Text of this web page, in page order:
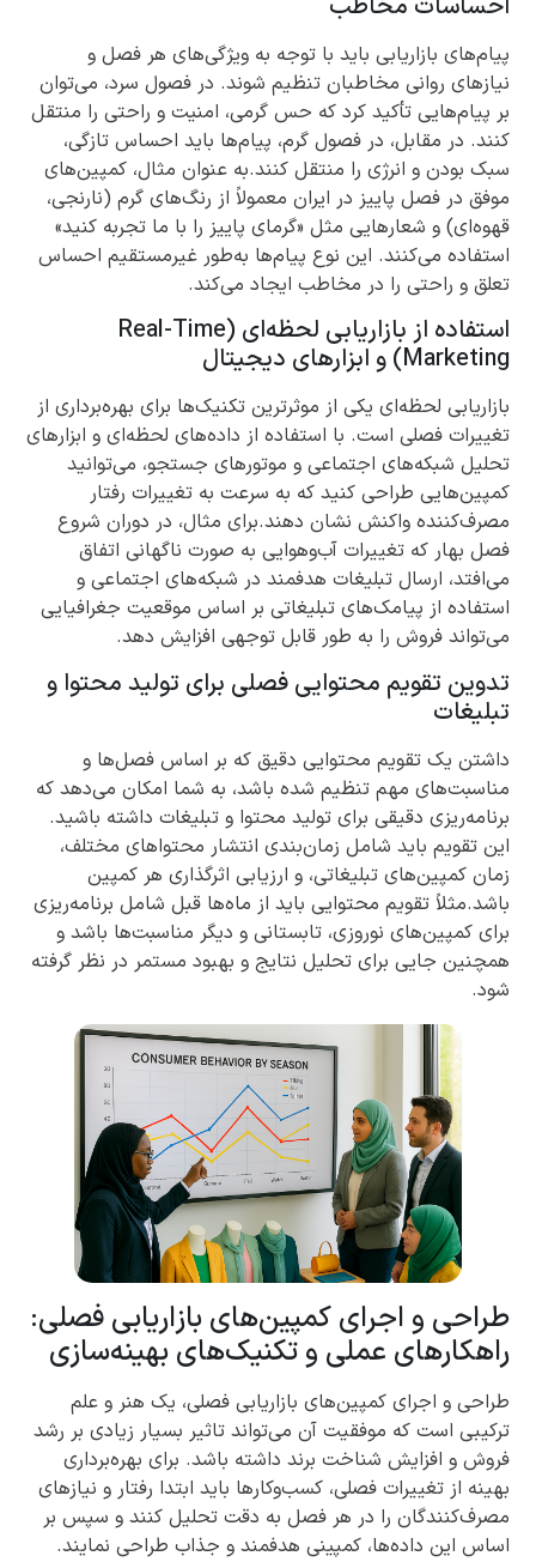
پیام‌های بازاریابی باید با توجه به ویژگی‌های هر فصل و
نیازهای روانی مخاطبان تنظیم شوند. در فصول سرد، می‌توان
بر پیام‌هایی تأکید کرد که حس گرمی، امنیت و راحتی را منتقل
کنند. در مقابل، در فصول گرم، پیام‌ها باید احساس تازگی،
سبک بودن و انرژی را منتقل کنند.به عنوان مثال، کمپین‌های
موفق در فصل پاییز در ایران معمولاً از رنگ‌های گرم (نارنجی،
قهوه‌ای) و شعارهایی مثل «گرمای پاییز را با ما تجربه کنید»
استفاده می‌کنند. این نوع پیام‌ها به‌طور غیرمستقیم احساس
تعلق و راحتی را در مخاطب ایجاد می‌کند.
استفاده از بازاریابی لحظه‌ای (Real-Time
Marketing) و ابزارهای دیجیتال
بازاریابی لحظه‌ای یکی از موثرترین تکنیک‌ها برای بهره‌برداری از
تغییرات فصلی است. با استفاده از داده‌های لحظه‌ای و ابزارهای
تحلیل شبکه‌های اجتماعی و موتورهای جستجو، می‌توانید
کمپین‌هایی طراحی کنید که به سرعت به تغییرات رفتار
مصرف‌کننده واکنش نشان دهند.برای مثال، در دوران شروع
فصل بهار که تغییرات آب‌وهوایی به صورت ناگهانی اتفاق
می‌افتد، ارسال تبلیغات هدفمند در شبکه‌های اجتماعی و
استفاده از پیامک‌های تبلیغاتی بر اساس موقعیت جغرافیایی
می‌تواند فروش را به طور قابل توجهی افزایش دهد.
تدوین تقویم محتوایی فصلی برای تولید محتوا و
تبلیغات
داشتن یک تقویم محتوایی دقیق که بر اساس فصل‌ها و
مناسبت‌های مهم تنظیم شده باشد، به شما امکان می‌دهد که
برنامه‌ریزی دقیقی برای تولید محتوا و تبلیغات داشته باشید.
این تقویم باید شامل زمان‌بندی انتشار محتواهای مختلف،
زمان کمپین‌های تبلیغاتی، و ارزیابی اثرگذاری هر کمپین
باشد.مثلاً تقویم محتوایی باید از ماه‌ها قبل شامل برنامه‌ریزی
برای کمپین‌های نوروزی، تابستانی و دیگر مناسبت‌ها باشد و
همچنین جایی برای تحلیل نتایج و بهبود مستمر در نظر گرفته
شود.
طراحی و اجرای کمپین‌های بازاریابی فصلی:
راهکارهای عملی و تکنیک‌های بهینه‌سازی
طراحی و اجرای کمپین‌های بازاریابی فصلی، یک هنر و علم
ترکیبی است که موفقیت آن می‌تواند تاثیر بسیار زیادی بر رشد
فروش و افزایش شناخت برند داشته باشد. برای بهره‌برداری
بهینه از تغییرات فصلی، کسب‌وکارها باید ابتدا رفتار و نیازهای
مصرف‌کنندگان را در هر فصل به دقت تحلیل کنند و سپس بر
اساس این داده‌ها، کمپینی هدفمند و جذاب طراحی نمایند.